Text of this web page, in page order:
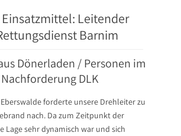
Einsatzmittel: Leitender
Barnim
Dönerladen / Personen im
DLK
forderte unsere Drehleiter zu
nach. Da zum Zeitpunkt der
Lage sehr dynamisch war und sich